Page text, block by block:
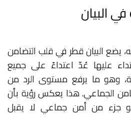
البيان
يضع البيان قطر في قلب التضامن
عليها عُدّ اعتداءً على جميع
وهو ما يرفع مستوى الرد من
الجماعي. هذا يعكس رؤية بأن
جزء من أمن جماعي لا يقبل